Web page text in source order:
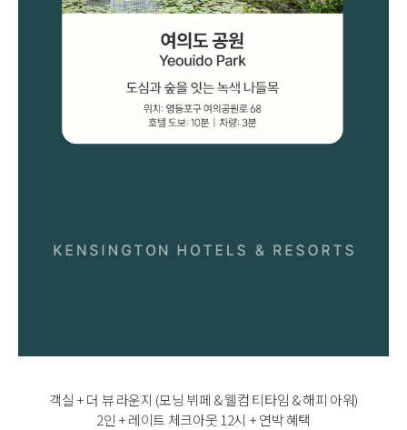
객실 + 더 뷰 라운지 (모닝 뷔페 & 웰컴 티타임 & 해피 아워)
2인 + 레이트 체크아웃 12시 + 연박 혜택